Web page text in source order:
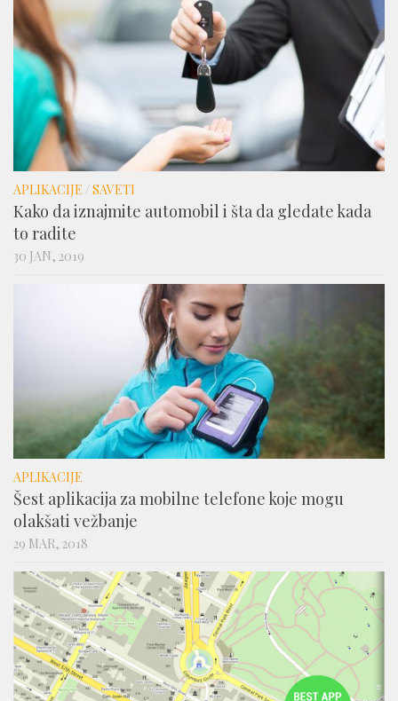
APLIKACIJE /SAVETI
Kako da iznajmite automobil i šta da gledate kada
to radite
30 JAN, 2019
APLIKACIJE
Šest aplikacija za mobilne telefone koje mogu
olakšati vežbanje
29 MAR, 2018